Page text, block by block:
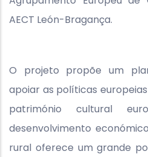
AECT León-Bragança.
O projeto propõe um
apoiar as políticas
património cultural
desenvolvimento
rural oferece um grande